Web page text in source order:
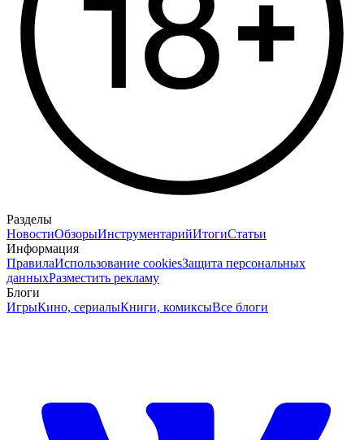
Разделы
НовостиОбзорыИнструментарийИтогиСтатьи
Информация
ПравилаИспользование cookiesЗащита персональных
данныхРазместить рекламу
Блоги
ИгрыКино, сериалыКниги, комиксыВсе блоги